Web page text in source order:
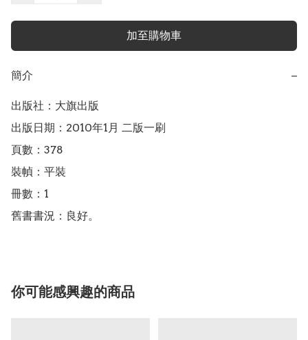
加至購物車
簡介 −
出版社：大旗出版
出版日期：2010年1月 二版一刷
頁數：378
裝幀：平裝
冊數：1
舊書書況：良好。
你可能感興趣的商品